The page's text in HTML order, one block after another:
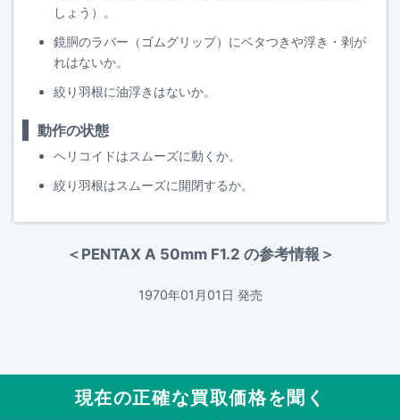
しょう）。
鏡胴のラバー（ゴムグリップ）にベタつきや浮き・剥が
れはないか。
絞り羽根に油浮きはないか。
動作の状態
ヘリコイドはスムーズに動くか。
絞り羽根はスムーズに開閉するか。
＜PENTAX A 50mm F1.2 の参考情報＞
1970年01月01日 発売
現在の正確な買取価格を聞く